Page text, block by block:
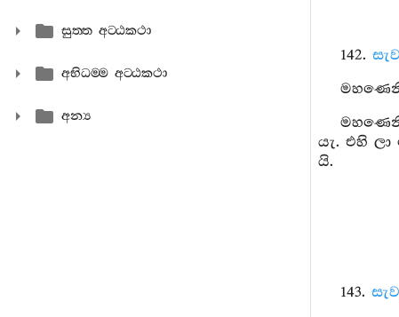
සුත‍්ත අට‍්ඨකථා
අභිධම‍්ම අට‍්ඨකථා
අන්‍ය
142.
යැ. එහි
යි.
143.